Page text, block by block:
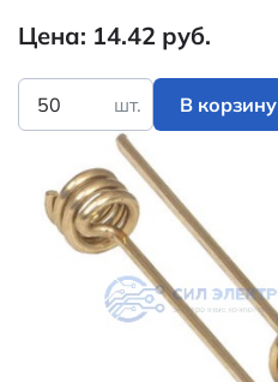
Цена: 14.42 руб.
шт. В корзину